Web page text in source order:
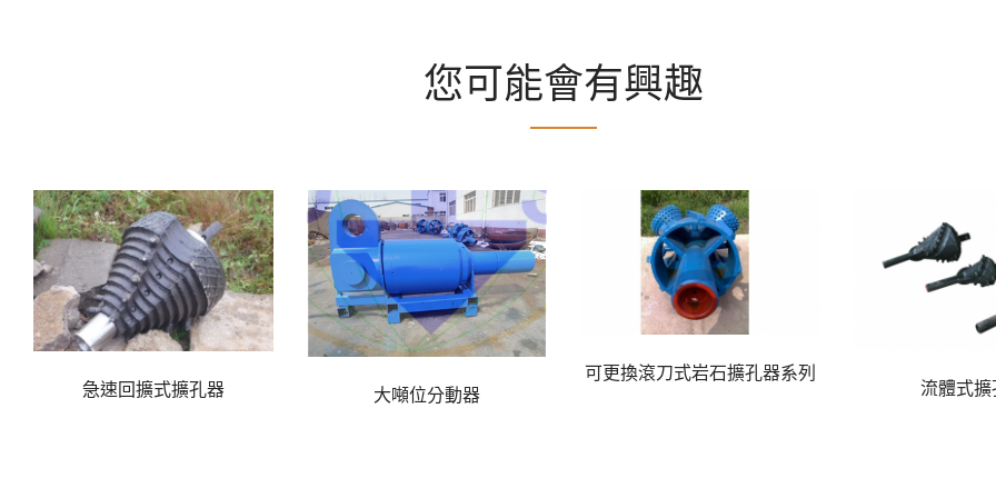
您可能會有興趣
急速回擴式擴孔器 大噸位分動器
可更換滾刀式岩石擴孔器系列
流體式